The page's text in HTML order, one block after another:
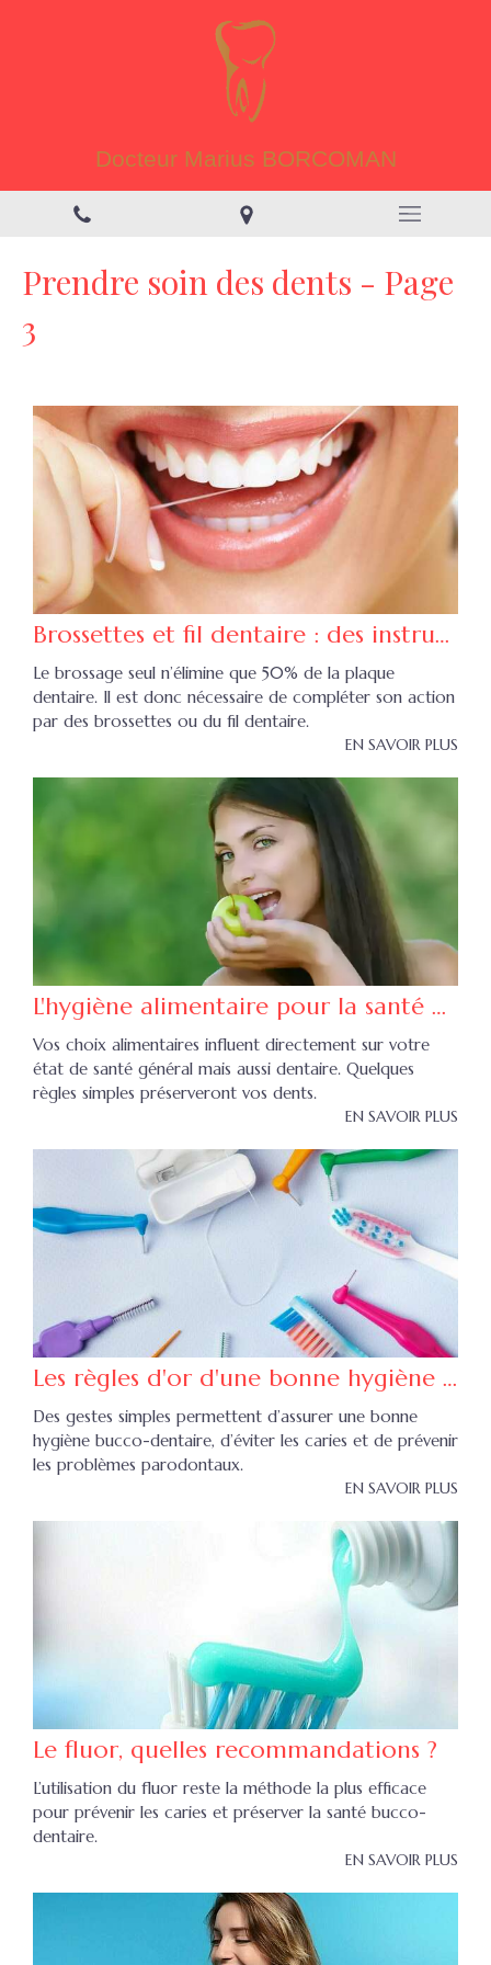
Docteur Marius BORCOMAN
Prendre soin des dents - Page
3
Brossettes et fil dentaire : des instruments a mettre entre toutes les dents
Le brossage seul n’élimine que 50% de la plaque
dentaire. Il est donc nécessaire de compléter son action
par des brossettes ou du fil dentaire.
EN SAVOIR PLUS
L'hygiène alimentaire pour la santé des dents
Vos choix alimentaires influent directement sur votre
état de santé général mais aussi dentaire. Quelques
règles simples préserveront vos dents.
EN SAVOIR PLUS
Les règles d'or d'une bonne hygiène bucco-dentaire
Des gestes simples permettent d’assurer une bonne
hygiène bucco-dentaire, d’éviter les caries et de prévenir
les problèmes parodontaux.
EN SAVOIR PLUS
Le fluor, quelles recommandations ?
L’utilisation du fluor reste la méthode la plus efficace
pour prévenir les caries et préserver la santé bucco-
dentaire.
EN SAVOIR PLUS